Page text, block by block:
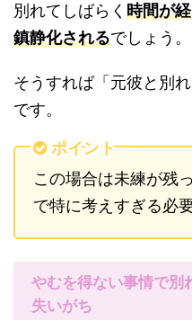
別れてしばらく 時間が
鎮静化されるでしょう。
そうすれば「元彼と別
です。
ポイント
この場合は未練が残
で特に考えすぎる必
やむを得ない事情で別
失いがち